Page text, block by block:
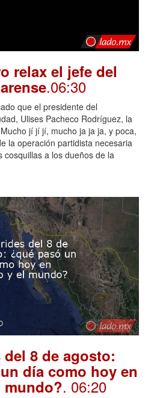
relax el jefe del
.06:30
que el presidente del
Ulises Pacheco Rodríguez, la
jí jí jí, mucho ja ja ja, y poca,
la operación partidista necesaria
cosquillas a los dueños de la
del 8 de agosto:
día como hoy en
mundo?. 06:20